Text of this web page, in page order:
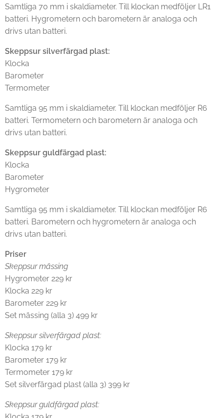
Samtliga 70 mm i skaldiameter. Till klockan medföljer LR1
batteri. Hygrometern och barometern är analoga och
drivs utan batteri.
Skeppsur silverfärgad plast:
Klocka
Barometer
Termometer
Samtliga 95 mm i skaldiameter. Till klockan medföljer R6
batteri. Termometern och barometern är analoga och
drivs utan batteri.
Skeppsur guldfärgad plast:
Klocka
Barometer
Hygrometer
Samtliga 95 mm i skaldiameter. Till klockan medföljer R6
batteri. Barometern och hygrometern är analoga och
drivs utan batteri.
Priser
Skeppsur mässing
Hygrometer 229 kr
Klocka 229 kr
Barometer 229 kr
Set mässing (alla 3) 499 kr
Skeppsur silverfärgad plast:
Klocka 179 kr
Barometer 179 kr
Termometer 179 kr
Set silverfärgad plast (alla 3) 399 kr
Skeppsur guldfärgad plast: